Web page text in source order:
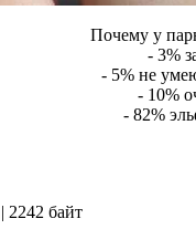
Почему у
- 3%
- 5% не
- 10%
- 82%
| 2242 байт